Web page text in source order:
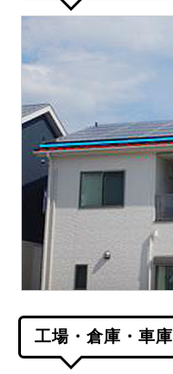
工場・倉庫・車庫